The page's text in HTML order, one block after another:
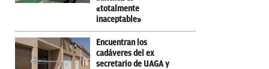
«totalmente
inaceptable»
Encuentran los
cadáveres del ex
secretario de UAGA y